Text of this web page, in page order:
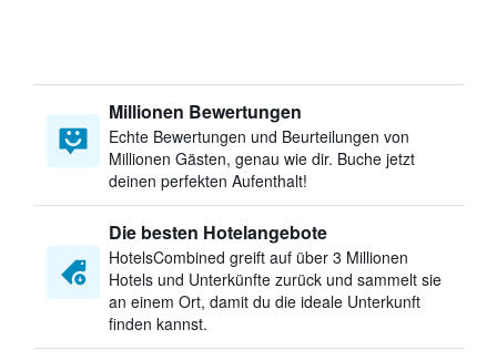
Millionen Bewertungen
Echte Bewertungen und Beurteilungen von
Millionen Gästen, genau wie dir. Buche jetzt
deinen perfekten Aufenthalt!
Die besten Hotelangebote
HotelsCombined greift auf über 3 Millionen
Hotels und Unterkünfte zurück und sammelt sie
an einem Ort, damit du die ideale Unterkunft
finden kannst.